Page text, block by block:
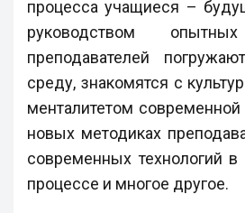
процесса учащиеся –
руководством
преподавателей
среду, знакомятся с
менталитетом
новых методиках
современных технологий в
процессе и многое другое.